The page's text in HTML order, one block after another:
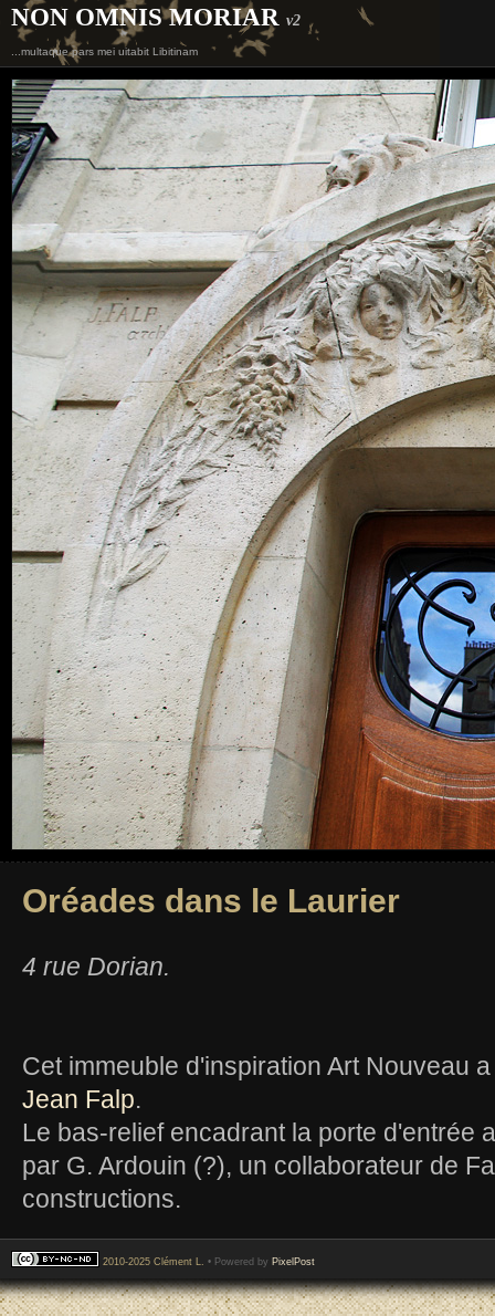
NON OMNIS MORIAR v2
...multaque pars mei uitabit Libitinam
Oréades dans le Laurier
4 rue Dorian.
Cet immeuble d'inspiration Art Nouveau
Jean Falp.
Le bas-relief encadrant la porte d'entrée
par G. Ardouin (?), un collaborateur de
constructions.
2010-2025 Clément L. • Powered by PixelPost